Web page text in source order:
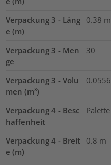
Verpackung 3 - Läng
e (m)
0.38 m
Verpackung 3 - Men
ge
30
Verpackung 3 - Volu
men (m³)
0.0556
Verpackung 4 - Besc
haffenheit
Palette
Verpackung 4 - Breit
e (m)
0.8 m